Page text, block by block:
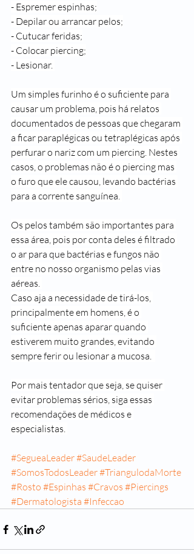
- Espremer espinhas;
- Depilar ou arrancar pelos;
- Cutucar feridas;
- Colocar piercing;
- Lesionar.
Um simples furinho é o suficiente para
causar um problema, pois há relatos
documentados de pessoas que chegaram
a ficar paraplégicas ou tetraplégicas após
perfurar o nariz com um piercing. Nestes
casos, o problemas não é o piercing mas
o furo que ele causou, levando bactérias
para a corrente sanguínea.
Os pelos também são importantes para
essa área, pois por conta deles é filtrado
o ar para que bactérias e fungos não
entre no nosso organismo pelas vias
aéreas.
Caso aja a necessidade de tirá-los,
principalmente em homens, é o
suficiente apenas aparar quando
estiverem muito grandes, evitando
sempre ferir ou lesionar a mucosa.
Por mais tentador que seja, se quiser
evitar problemas sérios, siga essas
recomendações de médicos e
especialistas.
#SegueaLeader#SaudeLeader
#SomosTodosLeader#TriangulodaMorte
#Rosto #Espinhas #Cravos #Piercings
#Dermatologista #Infeccao